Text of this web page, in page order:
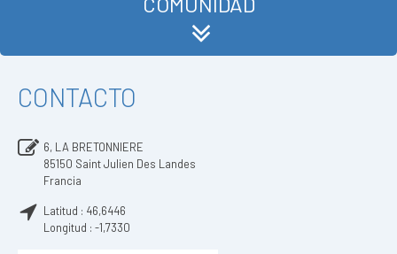
CONTACTO
6, LA BRETONNIERE
85150 Saint Julien Des Landes
Francia
Latitud : 46,6446
Longitud : -1,7330